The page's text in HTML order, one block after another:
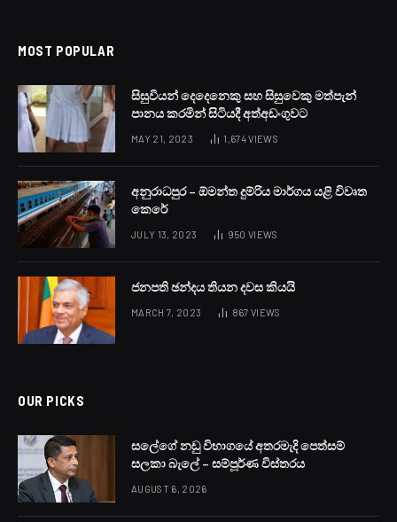
MOST POPULAR
සිසුවියන් දෙදෙනෙකු සහ සිසුවෙකු මත්පැන්
පානය කරමින් සිටියදී අත්අඩංගුවට
MAY 21, 2023 1,674VIEWS
අනුරාධපුර – ඕමන්ත දුම්රිය මාර්ගය යළි විවෘත
කෙරේ
JULY 13, 2023 950 VIEWS
ජනපති ඡන්දය තියන දවස කියයි
MARCH 7, 2023 867 VIEWS
OUR PICKS
සලේගේ නඩු විභාගයේ අතරමැදි පෙත්සම්
සලකා බැලේ – සම්පූර්ණ විස්තරය
AUGUST 6, 2026